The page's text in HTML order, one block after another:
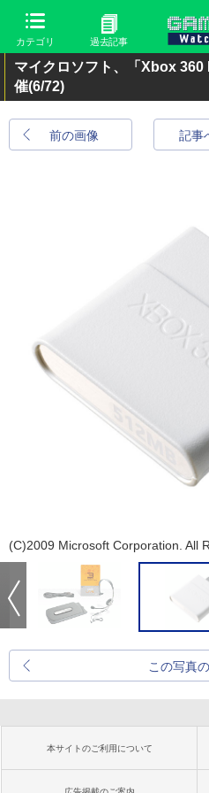
カテゴリ 過去記事
マイクロソフト、「Xbox
催(6/72)
前の画像 記事
(C)2009 Microsoft Corporation. All
この写真
本サイトのご利用について